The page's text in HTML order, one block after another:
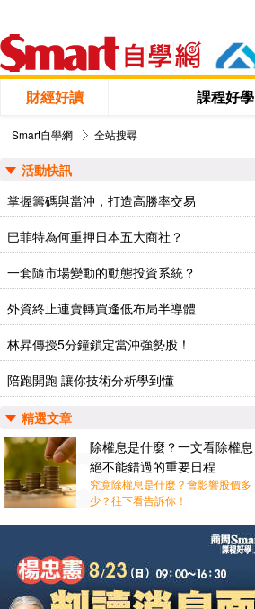
財經好讀 課程好學
Smart自學網 全站搜尋
活動快訊
掌握籌碼與當沖，打造高勝率交易
巴菲特為何重押日本五大商社？
一套隨市場變動的動態投資系統？
外資終止連賣轉買逢低布局半導體
林昇傳授5分鐘鎖定當沖強勢股！
陪跑開跑 讓你技術分析學到懂
精選文章
除權息是什麼？一文看除權息
絕不能錯過的重要日程
究竟除權息是什麼？會影響股價多
少？往下看告訴你！